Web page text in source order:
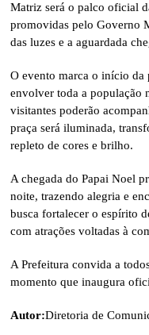
Matriz será o palco oficial
promovidas pelo Governo
das luzes e a aguardada
O evento marca o início da
envolver toda a população
visitantes poderão
praça será iluminada,
repleto de cores e brilho.
A chegada do Papai Noel
noite, trazendo alegria e
busca fortalecer o espírito
com atrações voltadas à
A Prefeitura convida a
momento que inaugura
Autor:Diretoria de